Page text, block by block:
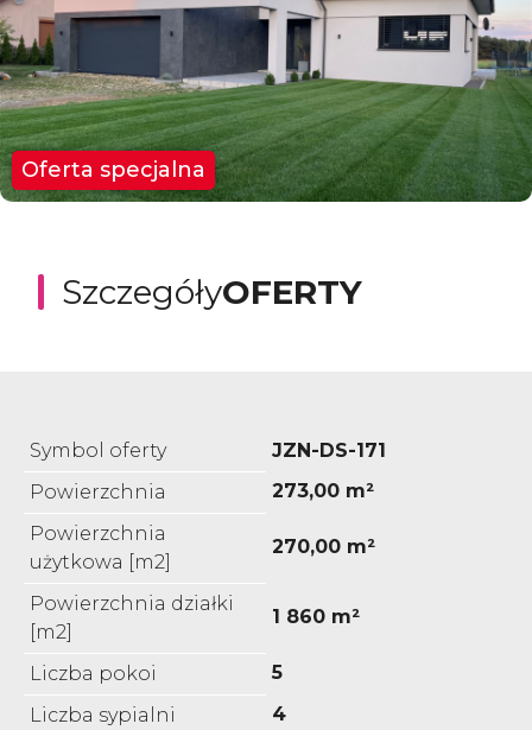
Oferta specjalna
SzczegółyOFERTY
Symbol oferty
JZN-DS-171
Powierzchnia
273,00 m²
Powierzchnia
użytkowa [m2]
270,00 m²
Powierzchnia działki
[m2]
1 860 m²
Liczba pokoi
5
Liczba sypialni
4